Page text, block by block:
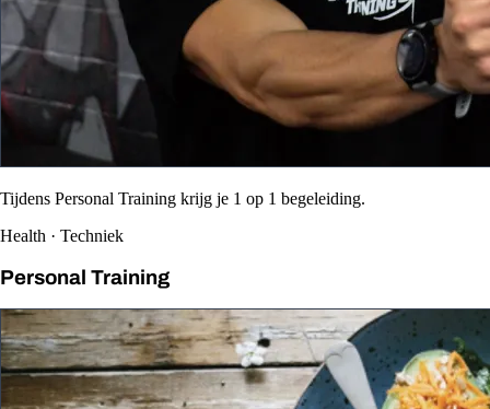
Tijdens Personal Training krijg je 1 op 1 begeleiding.
Health · Techniek
Personal Training